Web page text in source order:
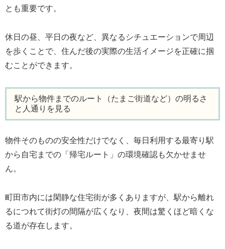
とも重要です。
休日の昼、平日の夜など、異なるシチュエーションで周辺
を歩くことで、住んだ後の実際の生活イメージを正確に掴
むことができます。
駅から物件までのルート（たまご街道など）の明るさ
と人通りを見る
物件そのものの安全性だけでなく、毎日利用する最寄り駅
から自宅までの「帰宅ルート」の環境確認も欠かせませ
ん。
町田市内には閑静な住宅街が多くありますが、駅から離れ
るにつれて街灯の間隔が広くなり、夜間は驚くほど暗くな
る道が存在します。